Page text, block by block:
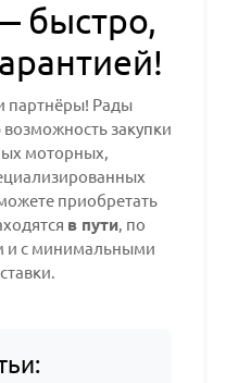
быстро,
партнёры! Рады
закупки
моторных,
приобретать
в пути, по
и с минимальными